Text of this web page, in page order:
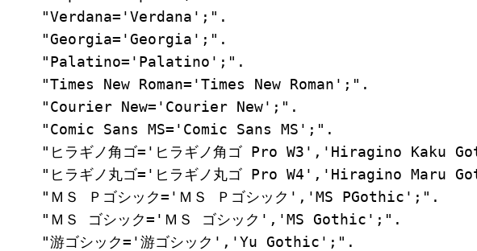
"Verdana='Verdana';".
"Georgia='Georgia';".
"Palatino='Palatino';".
"Times New Roman='Times New Roman';".
"Courier New='Courier New';".
"Comic Sans MS='Comic Sans MS';".
"ヒラギノ角ゴ='ヒラギノ角ゴ Pro W3','Hiragino
"ヒラギノ丸ゴ='ヒラギノ丸ゴ Pro W4','Hiragino
"ＭＳ Ｐゴシック='ＭＳ Ｐゴシック','MS PGothic';".
"ＭＳ ゴシック='ＭＳ ゴシック','MS Gothic';".
"游ゴシック='游ゴシック','Yu Gothic';".